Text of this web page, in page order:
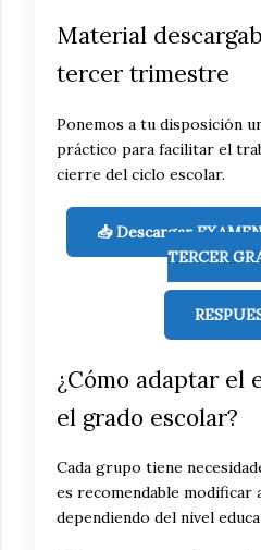
Material
tercer trimestre
Ponemos a tu disposición
práctico para facilitar el
cierre del ciclo escolar.
📥 Descargar
TERCER
¿Cómo adaptar el
el grado escolar?
Cada grupo tiene
es recomendable modificar
dependiendo del nivel